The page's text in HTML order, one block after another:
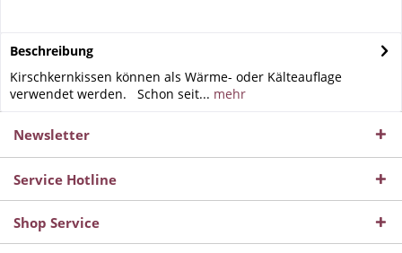
Beschreibung
Kirschkernkissen können als Wärme- oder Kälteauflage
verwendet werden. Schon seit... mehr
Newsletter
Service Hotline
Shop Service